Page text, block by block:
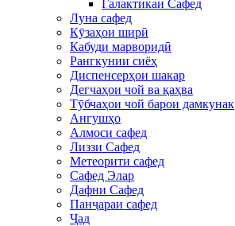
Галактикаи Сафед
Луна сафед
Кӯзаҳои ширӣ
Кабуди марворидӣ
Рангкунии сиёҳ
Диспенсерҳои шакар
Дегчаҳои чой ва қаҳва
Тӯбчаҳои чой барои дамкунак
Ангушҳо
Алмоси сафед
Лиззи Сафед
Метеорити сафед
Сафед Элар
Дафни Сафед
Панҷараи сафед
Ҷад